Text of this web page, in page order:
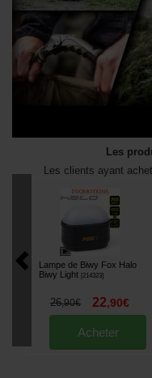
Les
Les clients ayant
Lampe de Biwy Fox Halo
Biwy Light
214323]
26,90€ 22,90€
Acheter